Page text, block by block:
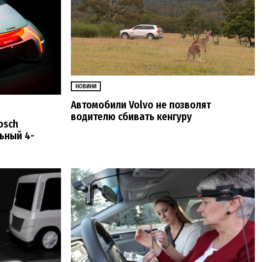
4-
НОВИНИ
Автомобили Volvo не позволят
водителю сбивать кенгуру